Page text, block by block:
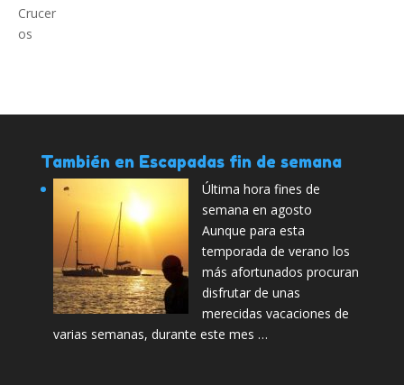
También en Escapadas fin de semana
Última hora fines de
semana en agosto
Aunque para esta
temporada de verano los
más afortunados procuran
disfrutar de unas
merecidas vacaciones de
varias semanas, durante este mes …